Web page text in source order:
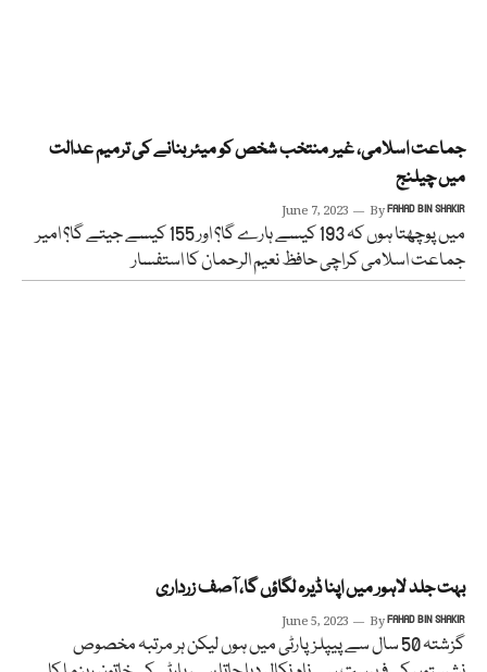
جماعت اسلامی، غیر منتخب شخص کو میئر بنانے کی ترمیم عدالت
میں چیلنج
June 7, 2023 ByFAHAD BIN SHAKIR
میں پوچھتا ہوں کہ 193 کیسے ہارے گا؟ اور 155 کیسے جیتے گا؟ امیر
جماعت اسلامی کراچی حافظ نعیم الرحمان کا استفسار
بہت جلد لاہور میں اپنا ڈیرہ لگاؤں گا، آصف زرداری
June 5, 2023 ByFAHAD BIN SHAKIR
گزشتہ 50 سال سے پیپلزپارٹی میں ہوں لیکن ہر مرتبہ مخصوص